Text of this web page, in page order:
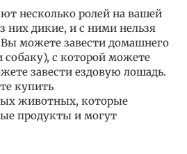
несколько ролей на вашей
них дикие, и с ними нельзя
Вы можете завести домашнего
с которой можете
завести ездовую лошадь.
купить
животных, которые
продукты и могут